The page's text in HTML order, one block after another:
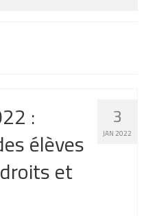
3
JAN 2022
:
élèves
et